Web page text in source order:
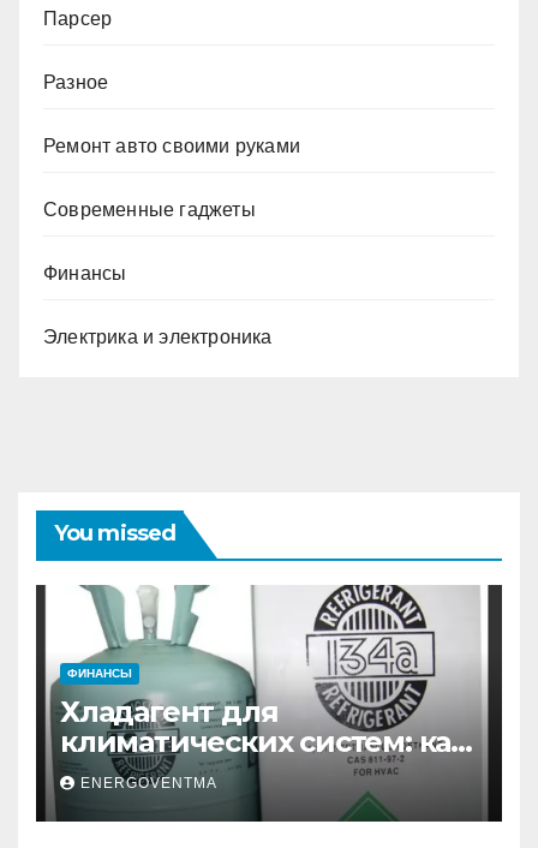
Парсер
Разное
Ремонт авто своими руками
Современные гаджеты
Финансы
Электрика и электроника
You missed
ФИНАНСЫ
Хладагент для
климатических систем: как
выбрать и купить фреон в
Санкт-Петербурге
ENERGOVENTMA